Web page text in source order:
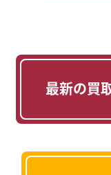
最新の買